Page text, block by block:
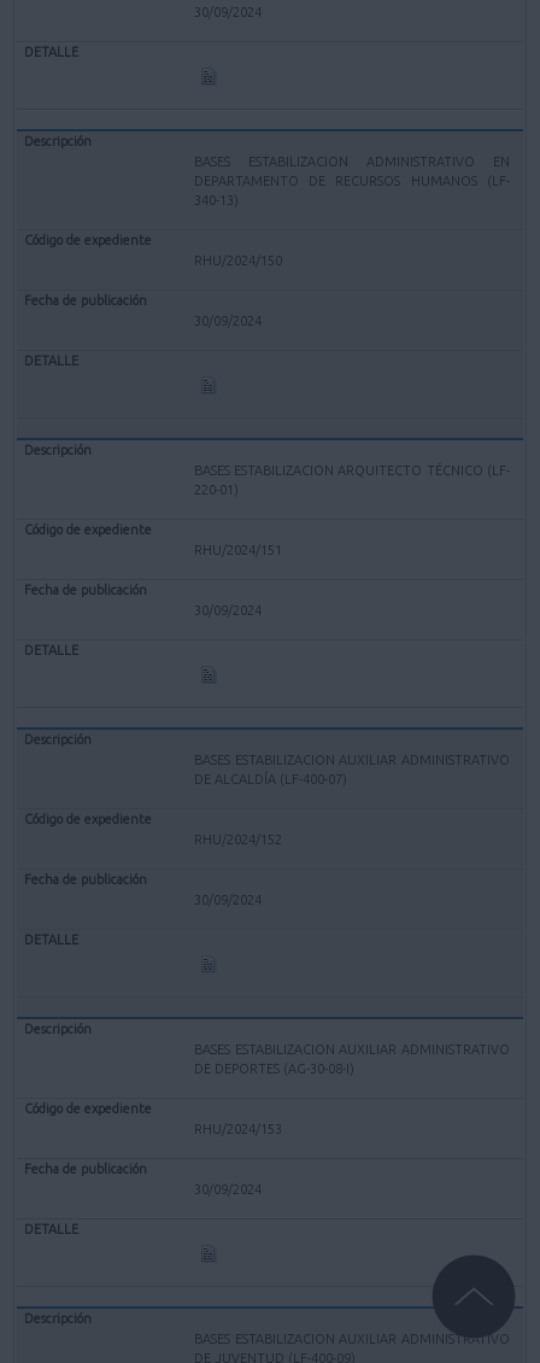
30/09/2024
BASES ESTABILIZACION ADMINISTRATIVO EN
DEPARTAMENTO DE RECURSOS HUMANOS (LF-
340-13)
RHU/2024/150
30/09/2024
BASES ESTABILIZACION ARQUITECTO TÉCNICO (LF-
220-01)
RHU/2024/151
30/09/2024
BASES ESTABILIZACION AUXILIAR ADMINISTRATIVO
DE ALCALDÍA (LF-400-07)
RHU/2024/152
30/09/2024
BASES ESTABILIZACION AUXILIAR ADMINISTRATIVO
DE DEPORTES (AG-30-08-I)
RHU/2024/153
30/09/2024
BASES ESTABILIZACION AUXILIAR ADMINISTRATIVO
DE JUVENTUD (LF-400-09)